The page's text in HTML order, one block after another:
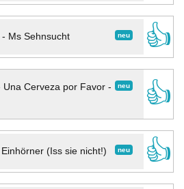
neu
Ms Sehnsucht
👍
neu
Una Cerveza por Favor -
👍
neu
Einhörner (Iss sie nicht!)
👍